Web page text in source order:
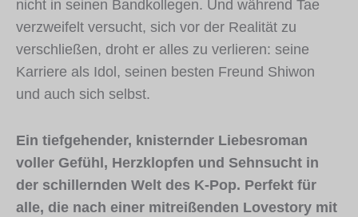
nicht in seinen Bandkollegen. Und während Tae
verzweifelt versucht, sich vor der Realität zu
verschließen, droht er alles zu verlieren: seine
Karriere als Idol, seinen besten Freund Shiwon
und auch sich selbst.
Ein tiefgehender, knisternder Liebesroman
voller Gefühl, Herzklopfen und Sehnsucht in
der schillernden Welt des K-Pop. Perfekt für
alle, die nach einer mitreißenden Lovestory mit